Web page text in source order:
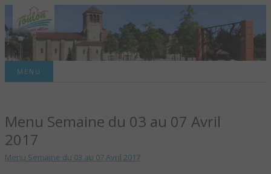
TOULON-SUR-
ALLIER – SITE
OFFICIEL DE LA
MENU
Menu Semaine du 03 au 07 Avril
2017
Menu Semaine du 03 au 07 Avril 2017